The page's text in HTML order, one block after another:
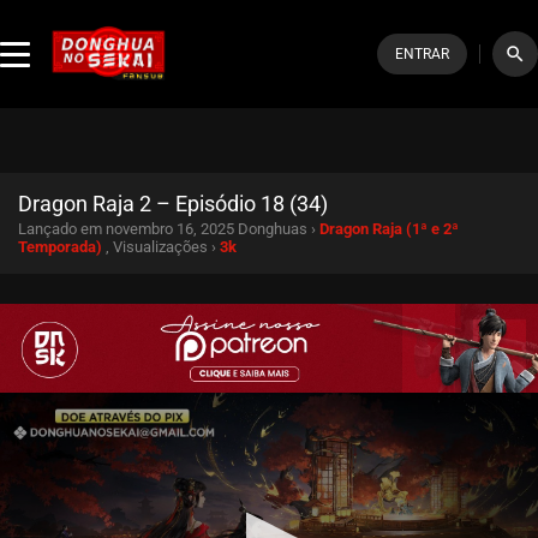
ENTRAR search
Dragon Raja 2 – Episódio 18 (34)
Lançado em novembro 16, 2025 Donghuas › Dragon Raja (1ª e 2ª
Temporada)
, Visualizações › 3k